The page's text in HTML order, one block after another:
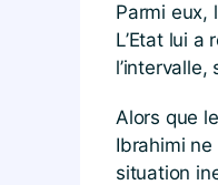
Parmi eux,
L’Etat lui
Alors que
Ibrahimi
situation